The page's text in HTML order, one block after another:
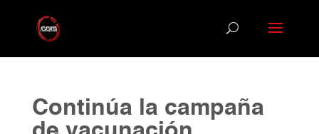
Continúa la campaña